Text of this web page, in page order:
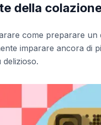
della
come preparare
imparare ancora di